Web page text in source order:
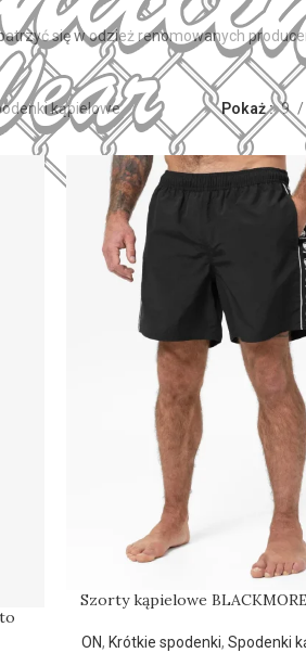
się w odzież renomowanych
kąpielowe Pokaż 9
Szorty kąpielowe
ON, Krótkie spodenki, Spodenki